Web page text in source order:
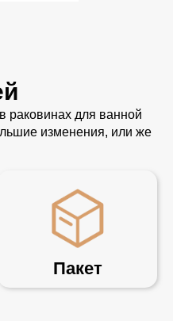
раковинах для ванной
изменения, или же
Пакет